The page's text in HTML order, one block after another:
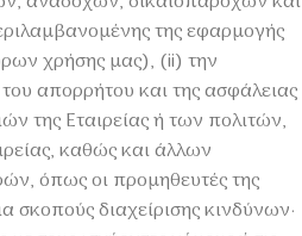
της εφαρμογής
χρήσης μας), (ii) την
απορρήτου και της ασφάλειας
της Εταιρείας ή των πολιτών,
καθώς και άλλων
όπως οι προμηθευτές της
σκοπούς διαχείρισης κινδύνων·